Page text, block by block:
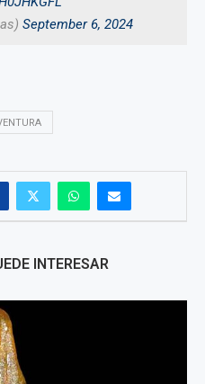
September 6, 2024
INTERESAR